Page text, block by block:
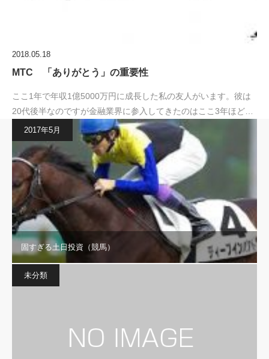
2018.05.18
MTC 「ありがとう」の重要性
ここ1年で年収1億5000万円に成長した私の友人がいます。彼は
20代後半なのですが金融業界に参入してきたのはここ3年ほど…
2017年5月
固すぎる土日投資（競馬）
未分類